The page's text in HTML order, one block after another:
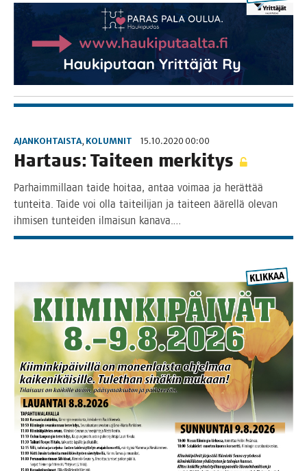
AJANKOHTAISTA, KOLUMNIT 15.10.2020 00:00
Har­taus: Tai­teen merkitys
Par­haim­mil­laan tai­de hoi­taa, antaa voi­maa ja herät­tää
tun­tei­ta. Tai­de voi olla tai­tei­li­jan ja tai­teen äärel­lä ole­van
ihmi­sen tun­tei­den ilmai­sun kanava.…